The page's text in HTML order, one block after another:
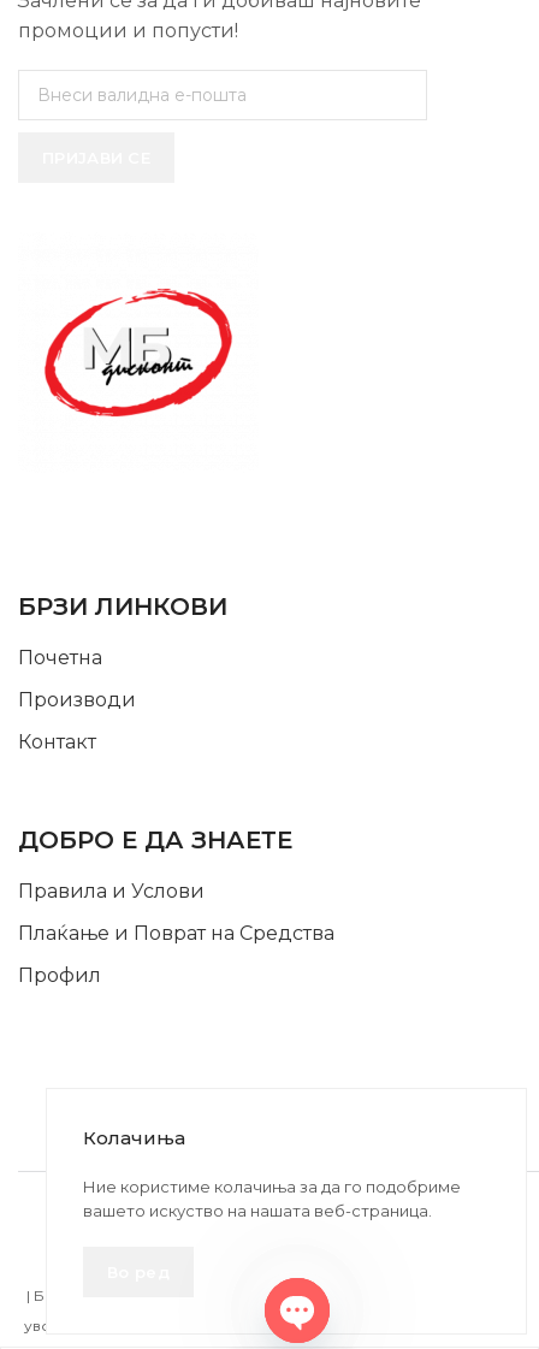
промоции и попусти!
БРЗИ ЛИНКОВИ
Почетна
Производи
Контакт
ДОБРО Е ДА ЗНАЕТЕ
Правила и Услови
Плаќање и Поврат на Средства
Профил
2020-2024 © MB DISKONT. Изработено од
БРАМИТ ДООЕЛ
| БРАЌА МИНКОВИ 57, 2400 СТРУМИЦА | ДПТУ
увоз-извоз Струмица Д.Б.: MK4027005146330 | ЕМБС: 6030530 |
Колачиња
Ние користиме колачиња за да го подобриме
вашето искуство на нашата веб-страница.